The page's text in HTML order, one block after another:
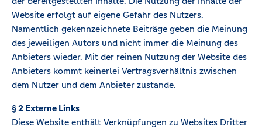
Website erfolgt auf eigene Gefahr des Nutzers.
Namentlich gekennzeichnete Beiträge geben die Meinung
des jeweiligen Autors und nicht immer die Meinung des
Anbieters wieder. Mit der reinen Nutzung der Website des
Anbieters kommt keinerlei Vertragsverhältnis zwischen
dem Nutzer und dem Anbieter zustande.
§ 2 Externe Links
Diese Website enthält Verknüpfungen zu Websites Dritter